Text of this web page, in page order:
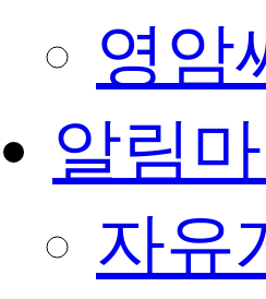
영암
알림
자유